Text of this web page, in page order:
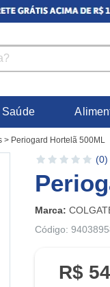
Saúde
> Periogard Hortelã 500ML
(0)
Marca:
Código:
R$